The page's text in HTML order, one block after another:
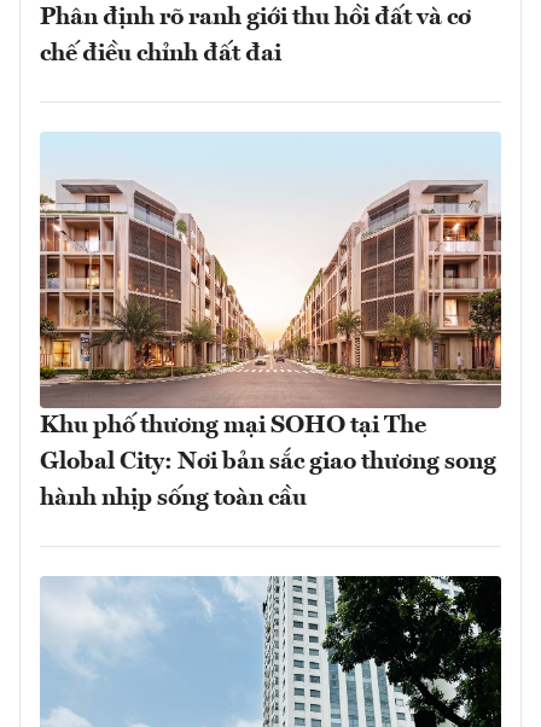
Phân định rõ ranh giới thu hồi đất và cơ
chế điều chỉnh đất đai
Khu phố thương mại SOHO tại The
Global City: Nơi bản sắc giao thương song
hành nhịp sống toàn cầu